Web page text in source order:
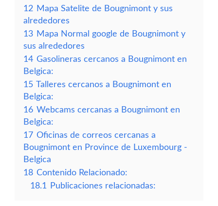
12 Mapa Satelite de Bougnimont y sus
alrededores
13 Mapa Normal google de Bougnimont y
sus alrededores
14 Gasolineras cercanos a Bougnimont en
Belgica:
15 Talleres cercanos a Bougnimont en
Belgica:
16 Webcams cercanas a Bougnimont en
Belgica:
17 Oficinas de correos cercanas a
Bougnimont en Province de Luxembourg -
Belgica
18 Contenido Relacionado:
18.1
Publicaciones relacionadas: